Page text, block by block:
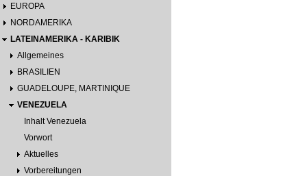
EUROPA
NORDAMERIKA
LATEINAMERIKA - KARIBIK
Allgemeines
BRASILIEN
GUADELOUPE, MARTINIQUE
VENEZUELA
Inhalt Venezuela
Vorwort
Aktuelles
Vorbereitungen